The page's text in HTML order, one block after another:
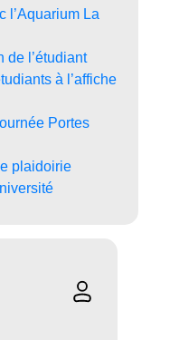
l’Aquarium La
de l’étudiant
à l’affiche
Portes
plaidoirie